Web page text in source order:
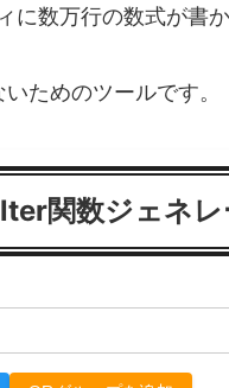
に数万行の数式が書
ためのツールです。
関数ジェネレ